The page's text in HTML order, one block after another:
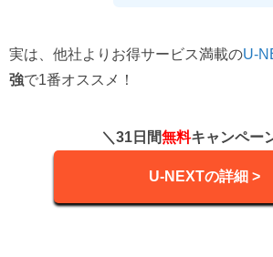
実は、他社よりお得サービス満載のU-
強で1番オススメ！
＼31日間無料キャンペー
U-NEXTの詳細 >